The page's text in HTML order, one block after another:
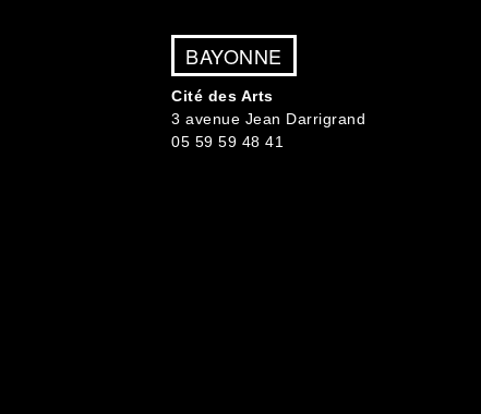
BAYONNE
Cité des Arts
3 avenue Jean Darrigrand
05 59 59 48 41